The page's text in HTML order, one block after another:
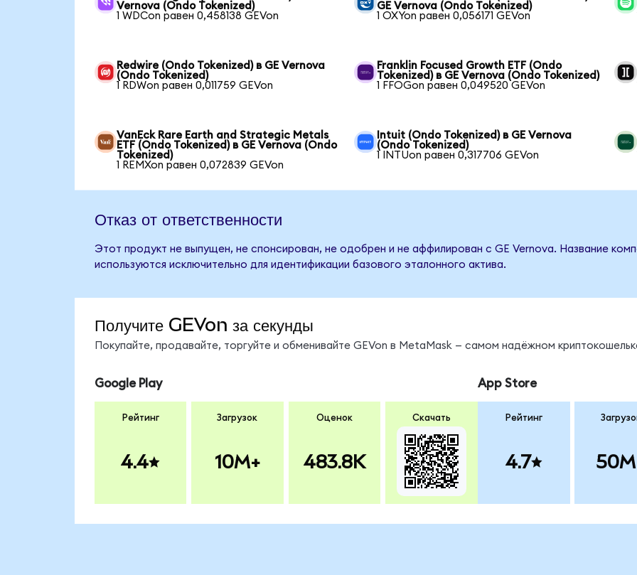
Vernova (Ondo Tokenized)
1 WDCon равен 0,458138 GEVon
GE Vernova (Ondo Tokenized)
1 OXYon равен 0,056171 GEVon
Redwire (Ondo Tokenized) в GE Vernova
(Ondo Tokenized)
1 RDWon равен 0,011759 GEVon
Franklin Focused Growth ETF (Ondo
Tokenized) в GE Vernova (Ondo Tokenized)
1 FFOGon равен 0,049520 GEVon
VanEck Rare Earth and Strategic Metals
ETF (Ondo Tokenized) в GE Vernova (Ondo
Tokenized)
1 REMXon равен 0,072839 GEVon
Intuit (Ondo Tokenized) в GE Vernova
(Ondo Tokenized)
1 INTUon равен 0,317706 GEVon
Отказ от ответственности
Этот продукт не выпущен, не спонсирован, не одобрен и не аффилирован с GE Vernova. Название
используются исключительно для идентификации базового эталонного актива.
Получите GEVon за секунды
Покупайте, продавайте, торгуйте и обменивайте GEVon в MetaMask — самом надёжном
Google Play
Рейтинг
4.4
Загрузок
10M+
Оценок
483.8K
Скачать
App Store
Рейтинг
4.7